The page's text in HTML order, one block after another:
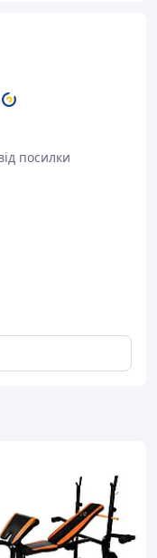
45 см
7
ніжки
посилки